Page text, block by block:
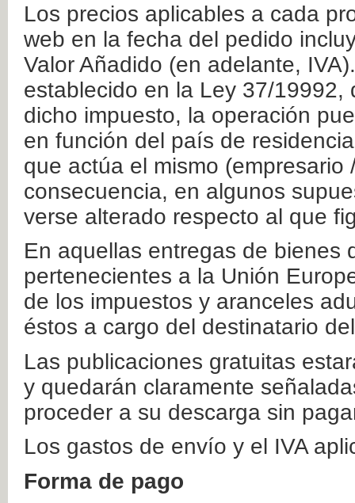
Los precios aplicables a cada
web en la fecha del pedido
Valor Añadido (en adelante,
establecido en la Ley 37/
dicho impuesto, la operación
en función del país de
que actúa el mismo
consecuencia, en algunos
verse alterado respecto al que
En aquellas entregas de bienes
pertenecientes a la Unión
de los impuestos y aranceles
éstos a cargo del destinatario
Las publicaciones gratuitas
y quedarán claramente
proceder a su descarga sin
Los gastos de envío y el IVA
Forma de pago